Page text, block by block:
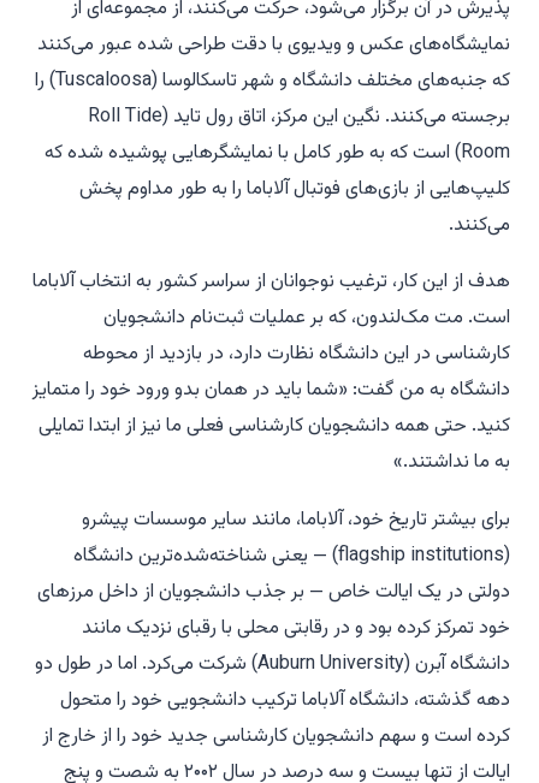
پذیرش در آن برگزار می‌شود، حرکت می‌کنند، از مجموعه‌ای از
نمایشگاه‌های عکس و ویدیوی با دقت طراحی شده عبور می‌کنند
که جنبه‌های مختلف دانشگاه و شهر تاسکالوسا (Tuscaloosa) را
برجسته می‌کنند. نگین این مرکز، اتاق رول تاید (Roll Tide
Room) است که به طور کامل با نمایشگرهایی پوشیده شده که
کلیپ‌هایی از بازی‌های فوتبال آلاباما را به طور مداوم پخش
می‌کنند.
هدف از این کار، ترغیب نوجوانان از سراسر کشور به انتخاب آلاباما
است. مت مک‌لندون، که بر عملیات ثبت‌نام دانشجویان
کارشناسی در این دانشگاه نظارت دارد، در بازدید از محوطه
دانشگاه به من گفت: «شما باید در همان بدو ورود خود را متمایز
کنید. حتی همه دانشجویان کارشناسی فعلی ما نیز از ابتدا تمایلی
به ما نداشتند.»
برای بیشتر تاریخ خود، آلاباما، مانند سایر موسسات پیشرو
(flagship institutions) — یعنی شناخته‌شده‌ترین دانشگاه
دولتی در یک ایالت خاص — بر جذب دانشجویان از داخل مرزهای
خود تمرکز کرده بود و در رقابتی محلی با رقبای نزدیک مانند
دانشگاه آبرن (Auburn University) شرکت می‌کرد. اما در طول دو
دهه گذشته، دانشگاه آلاباما ترکیب دانشجویی خود را متحول
کرده است و سهم دانشجویان کارشناسی جدید خود را از خارج از
ایالت از تنها بیست و سه درصد در سال ۲۰۰۲ به شصت و پنج